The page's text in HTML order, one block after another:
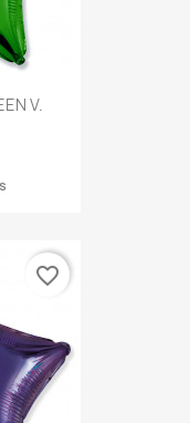
V.
favorite_border